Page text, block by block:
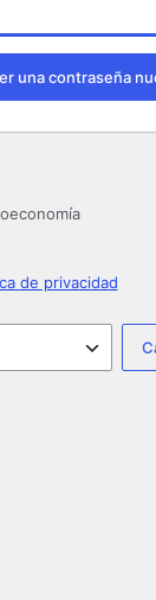
de privacidad